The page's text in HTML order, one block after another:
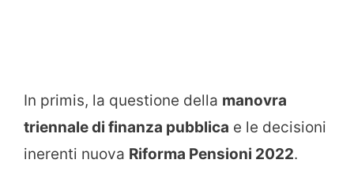
In primis, la questione della manovra
triennale di finanza pubblica e le decisioni
inerenti nuova Riforma Pensioni 2022.